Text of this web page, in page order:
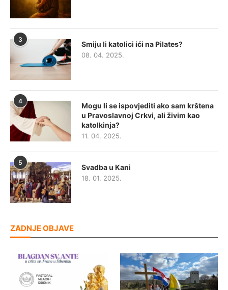
3
Smiju li katolici ići na Pilates?
08. 04. 2025.
4
Mogu li se ispovjediti ako sam krštena
u Pravoslavnoj Crkvi, ali živim kao
katolkinja?
11. 04. 2025.
5
Svadba u Kani
18. 01. 2025.
ZADNJE OBJAVE